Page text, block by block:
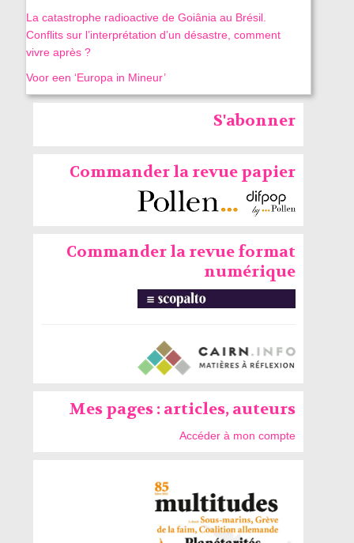
La catastrophe radioactive de Goiânia au Brésil.
Conflits sur l’interprétation d’un désastre, comment
vivre après ?
Voor een ‘Europa in Mineur’
S'abonner
Commander la revue papier
Commander la revue format
numérique
Mes pages : articles, auteurs
Accéder à mon compte